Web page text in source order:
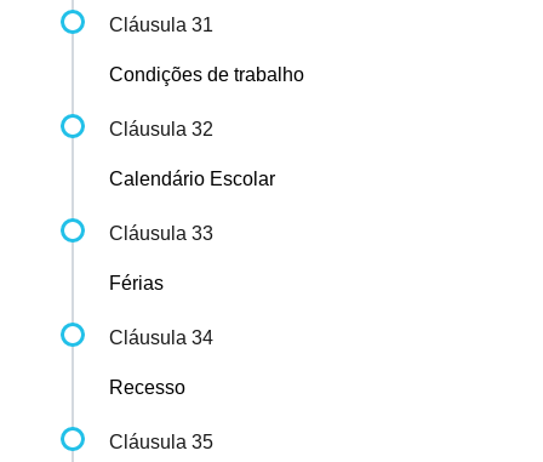
Cláusula 31
Condições de trabalho
Cláusula 32
Calendário Escolar
Cláusula 33
Férias
Cláusula 34
Recesso
Cláusula 35